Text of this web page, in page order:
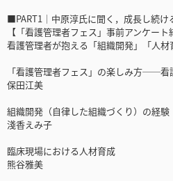
■PART1│中原淳氏に聞く，成長し続け
【「看護管理者フェス」事前アンケート
看護管理者が抱える「組織開発」「人
「看護管理者フェス」の楽しみ方──
保田江美
組織開発（自律した組織づくり）の経験
淺香えみ子
臨床現場における人材育成
熊谷雅美